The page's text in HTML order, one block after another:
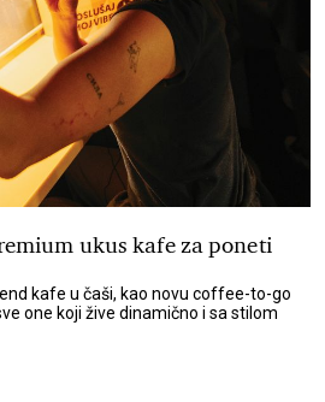
ukus kafe za poneti
kafe u čaši, kao novu coffee-to-go
one koji žive dinamično i sa stilom